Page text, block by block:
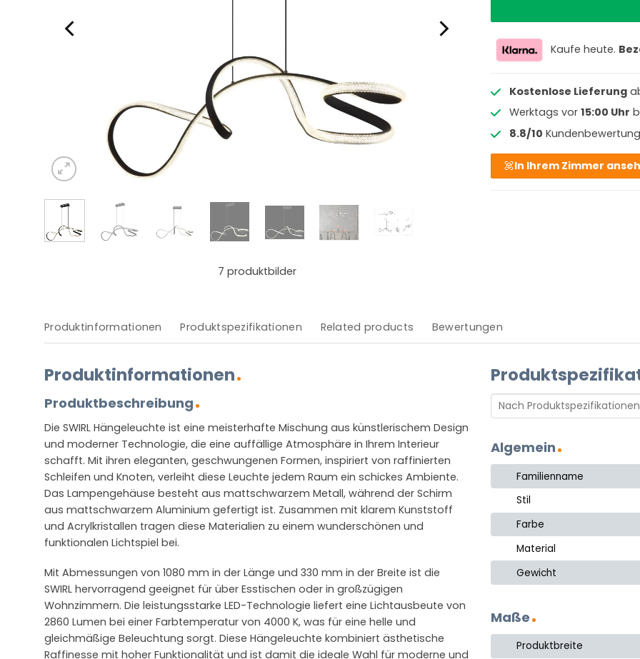
7 produktbilder
Kaufe heute.
Kostenlose Lieferung
Werktags vor 15:00 Uhr
8.8/10 Kundenbewertung
In Ihrem Zimmer
Produktinformationen Produktspezifikationen Related products Bewertungen
Produktinformationen
Produktbeschreibung
Die SWIRL Hängeleuchte ist eine meisterhafte Mischung aus künstlerischem Design
und moderner Technologie, die eine auffällige Atmosphäre in Ihrem Interieur
schafft. Mit ihren eleganten, geschwungenen Formen, inspiriert von raffinierten
Schleifen und Knoten, verleiht diese Leuchte jedem Raum ein schickes Ambiente.
Das Lampengehäuse besteht aus mattschwarzem Metall, während der Schirm
aus mattschwarzem Aluminium gefertigt ist. Zusammen mit klarem Kunststoff
und Acrylkristallen tragen diese Materialien zu einem wunderschönen und
funktionalen Lichtspiel bei.
Mit Abmessungen von 1080 mm in der Länge und 330 mm in der Breite ist die
SWIRL hervorragend geeignet für über Esstischen oder in großzügigen
Wohnzimmern. Die leistungsstarke LED-Technologie liefert eine Lichtausbeute von
2860 Lumen bei einer Farbtemperatur von 4000 K, was für eine helle und
gleichmäßige Beleuchtung sorgt. Diese Hängeleuchte kombiniert ästhetische
Raffinesse mit hoher Funktionalität und ist damit die ideale Wahl für moderne und
Algemein
Familienname
Stil
Farbe
Material
Gewicht
Maße
Produktbreite